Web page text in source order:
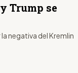
Trump se
negativa del Kremlin